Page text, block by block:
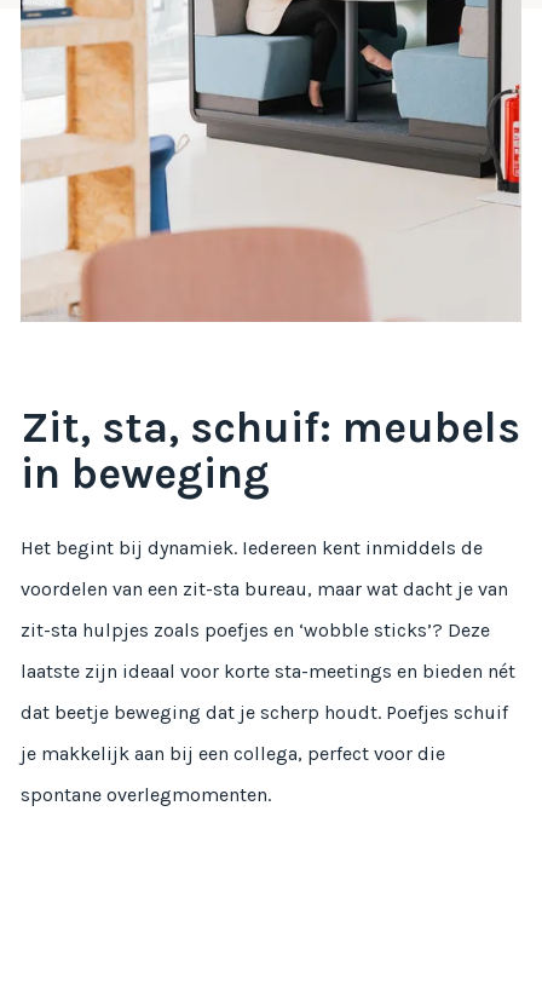
Zit, sta, schuif: meubels
in beweging
Het begint bij dynamiek. Iedereen kent inmiddels de
voordelen van een zit-sta bureau, maar wat dacht je van
zit-sta hulpjes zoals poefjes en ‘wobble sticks’? Deze
laatste zijn ideaal voor korte sta-meetings en bieden nét
dat beetje beweging dat je scherp houdt. Poefjes schuif
je makkelijk aan bij een collega, perfect voor die
spontane overlegmomenten.